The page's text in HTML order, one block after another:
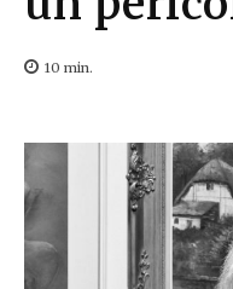
10 min.